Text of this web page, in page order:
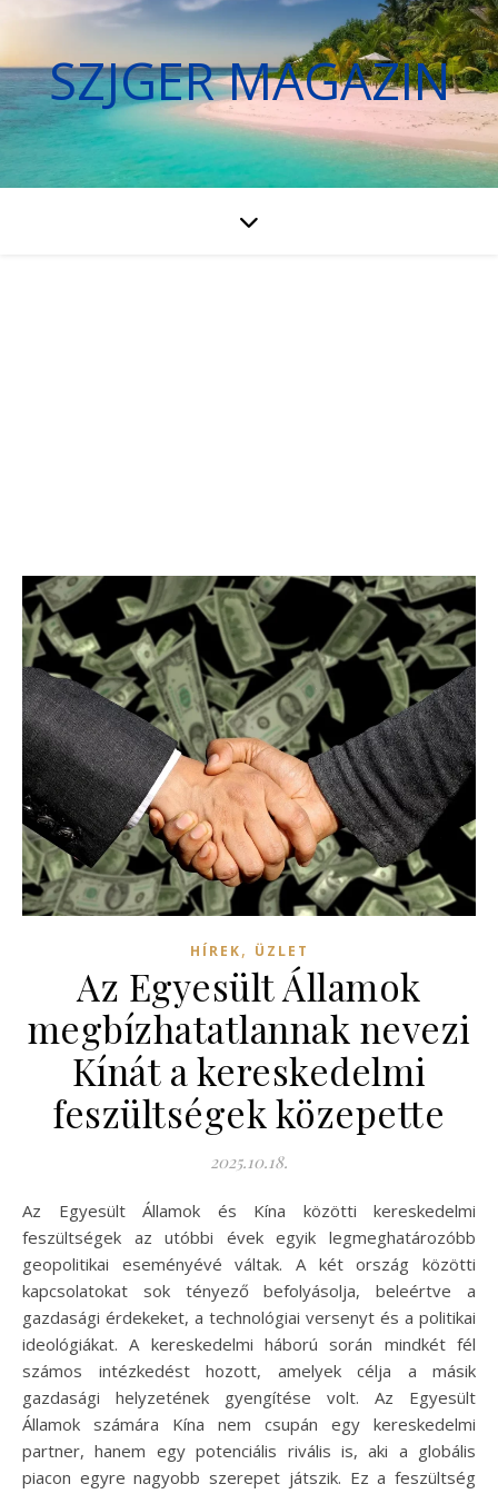
SZJGER MAGAZIN
HÍREK, ÜZLET
Az Egyesült Államok
megbízhatatlannak nevezi
Kínát a kereskedelmi
feszültségek közepette
2025.10.18.
Az Egyesült Államok és Kína közötti kereskedelmi
feszültségek az utóbbi évek egyik legmeghatározóbb
geopolitikai eseményévé váltak. A két ország közötti
kapcsolatokat sok tényező befolyásolja, beleértve a
gazdasági érdekeket, a technológiai versenyt és a politikai
ideológiákat. A kereskedelmi háború során mindkét fél
számos intézkedést hozott, amelyek célja a másik
gazdasági helyzetének gyengítése volt. Az Egyesült
Államok számára Kína nem csupán egy kereskedelmi
partner, hanem egy potenciális rivális is, aki a globális
piacon egyre nagyobb szerepet játszik. Ez a feszültség